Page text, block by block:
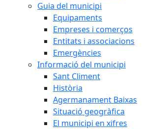
Guia del municipi
Equipaments
Empreses i comerços
Entitats i associacions
Emergències
Informació del municipi
Sant Climent
Història
Agermanament Baixas
Situació geogràfica
El municipi en xifres